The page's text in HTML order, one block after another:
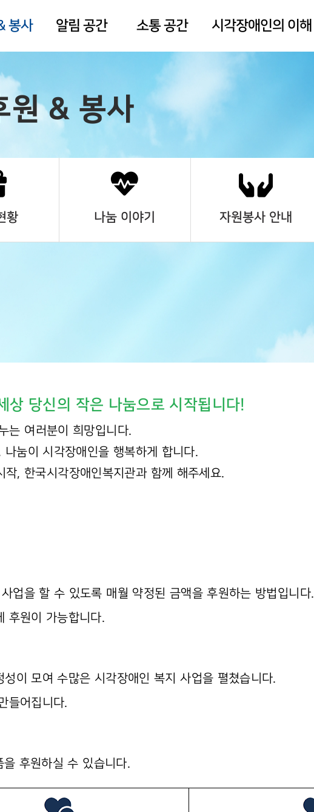
봉사 알림 공간 소통 공간 시각장애인의 이해
원 & 봉사
황 나눔 이야기 자원봉사 안내
상 당신의 작은 나눔으로 시작됩니다!
는 여러분이 희망입니다.
나눔이 시각장애인을 행복하게 합니다.
작, 한국시각장애인복지관과 함께 해주세요.
업을 할 수 있도록 매월 약정된 금액을 후원하는 방법입니다.
후원이 가능합니다.
이 모여 수많은 시각장애인 복지 사업을 펼쳤습니다.
들어집니다.
후원하실 수 있습니다.